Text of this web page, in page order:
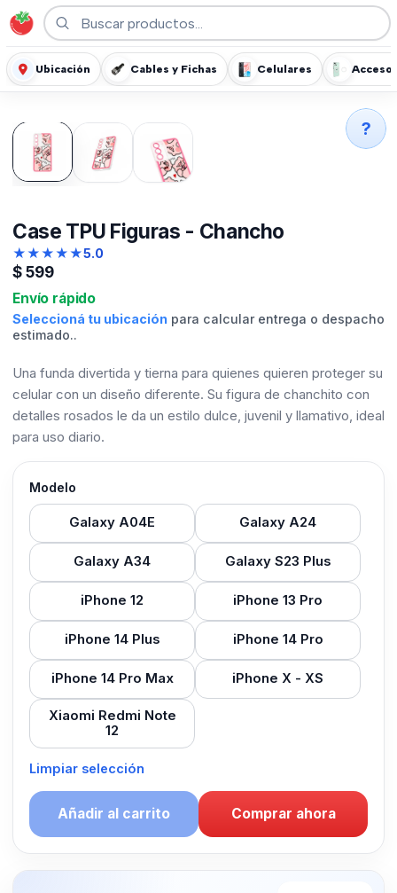
Ubicación Cables y Fichas Celulares
Case TPU Figuras - Chancho
★★★★★5.0
$599
Envío rápido
Seleccioná tu ubicación para calcular entrega o despacho
estimado..
Una funda divertida y tierna para quienes quieren proteger su
celular con un diseño diferente. Su figura de chanchito con
detalles rosados le da un estilo dulce, juvenil y llamativo, ideal
para uso diario.
Modelo
Galaxy A04E Galaxy A24
Galaxy A34 Galaxy S23 Plus
iPhone 12 iPhone 13 Pro
iPhone 14 Plus iPhone 14 Pro
iPhone 14 Pro Max iPhone X - XS
Xiaomi Redmi Note
12
Limpiar selección
Añadir al carrito Comprar ahora
?